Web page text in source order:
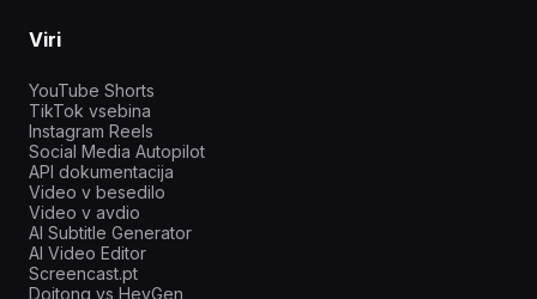
Viri
YouTube Shorts
TikTok vsebina
Instagram Reels
Social Media Autopilot
API dokumentacija
Video v besedilo
Video v avdio
AI Subtitle Generator
AI Video Editor
Screencast.pt
Doitong vs HeyGen